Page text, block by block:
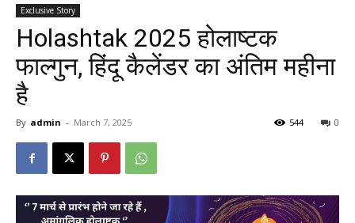
Exclusive Story
Holashtak 2025 होलाष्टक
फाल्गुन, हिंदू कैलेंडर का अंतिम महीना
है
By admin - March 7, 2025 0
544